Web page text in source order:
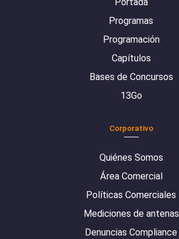
Programas
Programación
Capítulos
Bases de Concursos
13Go
Corporativo
Quiénes Somos
Área Comercial
Políticas Comerciales
Mediciones de antenas
Denuncias Compliance